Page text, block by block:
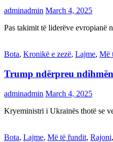
adminadmin March 4, 2025
Pas takimit të liderëve evropianë
Bota, Kronikë e zezë, Lajme, Më
Trump ndërpreu
adminadmin March 4, 2025
Kryeministri i Ukrainës thotë se
Bota, Lajme, Më të fundit, Rajoni,